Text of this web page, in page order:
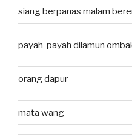
siang berpanas malam
payah-payah dilamun
orang dapur
mata wang